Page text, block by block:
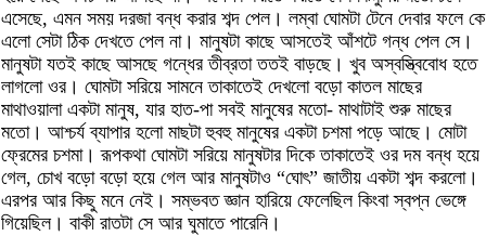
এসেছে, এমন সময় দরজা বন্ধ করার শব্দ পেল। লম্বা ঘোমটা টেনে দেবার ফলে কে
এলো সেটা ঠিক দেখতে পেল না। মানুষটা কাছে আসতেই আঁশটে গন্ধ পেল সে।
মানুষটা যতই কাছে আসছে গন্ধের তীব্রতা ততই বাড়ছে। খুব অস্বস্ত্বিবোধ হতে
লাগলো ওর। ঘোমটা সরিয়ে সামনে তাকাতেই দেখলো বড়ো কাতল মাছের
মাথাওয়ালা একটা মানুষ, যার হাত-পা সবই মানুষের মতো- মাথাটাই শুরু মাছের
মতো। আশ্চর্য ব্যাপার হলো মাছটা হুবহু মানুষের একটা চশমা পড়ে আছে। মোটা
ফ্রেমের চশমা। রূপকথা ঘোমটা সরিয়ে মানুষটার দিকে তাকাতেই ওর দম বন্ধ হয়ে
গেল, চোখ বড়ো বড়ো হয়ে গেল আর মানুষটাও “ঘোৎ” জাতীয় একটা শব্দ করলো।
এরপর আর কিছু মনে নেই। সম্ভবত জ্ঞান হারিয়ে ফেলেছিল কিংবা স্বপ্ন ভেঙ্গে
গিয়েছিল। বাকী রাতটা সে আর ঘুমাতে পারেনি।